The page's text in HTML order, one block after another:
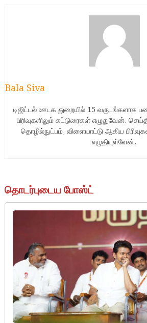
Bala Siva
டிஜிட்டல் ஊடக துறையில் 15 வருடங்களாக
பிரிவுகளிலும் கட்டுரைகள் எழுதுவேன்.
தொழில்நுட்பம், விளையாட்டு ஆகிய
எழுதியுள்ளேன்.
தொடர்புடைய போஸ்ட்